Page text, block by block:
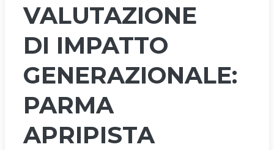
VALUTAZIONE
DI IMPATTO
GENERAZIONALE:
PARMA
APRIPISTA